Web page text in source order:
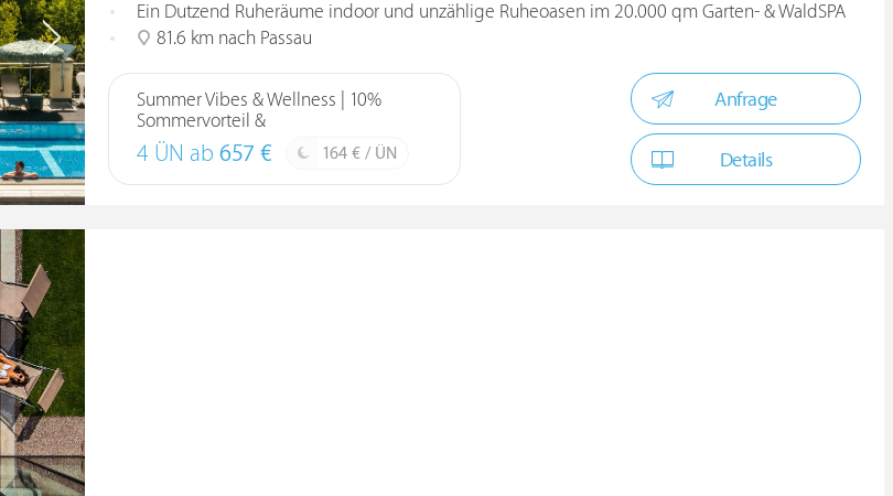
Ein Dutzend Ruheräume indoor und unzählige Ruheoasen im 20.000 qm Garten- & WaldSPA
81.6 km nach Passau
Summer Vibes & Wellness | 10%
Sommervorteil &
4 ÜN ab 657 € 164 € / ÜN
Anfrage
Details